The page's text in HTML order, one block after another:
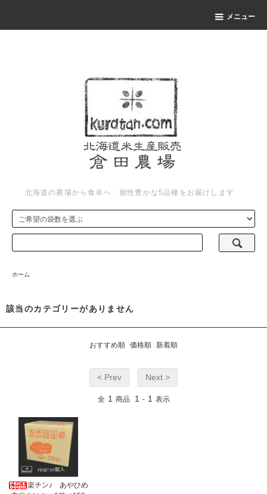
メニュー
北海道の農場から食卓へ 個性豊かな5品種をお届けします
ホーム
該当のカテゴリーがありません
おすすめ順 価格順 新着順
< Prev Next >
全 1 商品 1 - 1 表示
楽チン♪ あやひめ